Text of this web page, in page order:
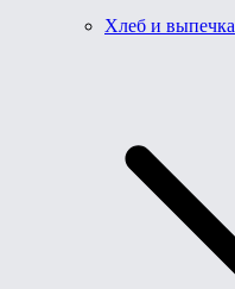
Хлеб и выпечка